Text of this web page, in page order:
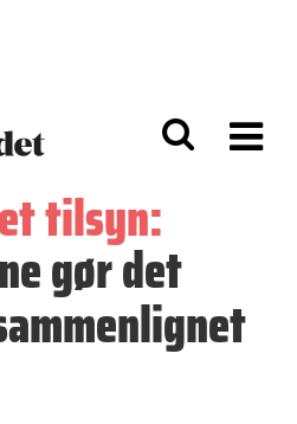
tilsyn:
gør det